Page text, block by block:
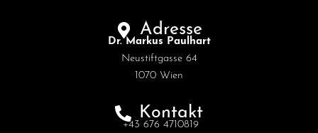
Adresse
Dr. Markus Paulhart
Neustiftgasse 64
1070 Wien
Kontakt
+43 676 4710819